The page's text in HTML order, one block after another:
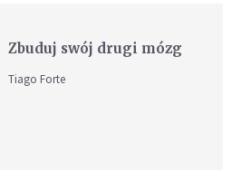
Zbuduj swój drugi mózg
Tiago Forte